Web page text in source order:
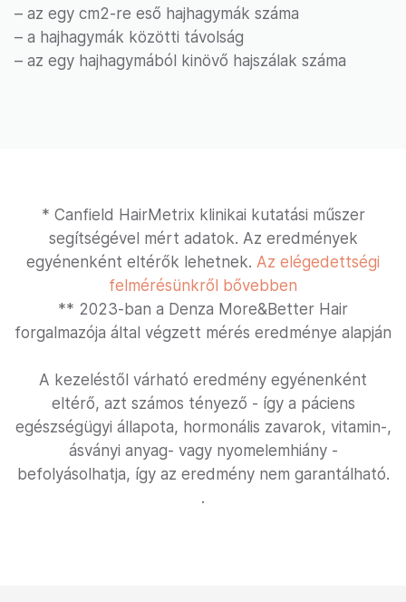
– az egy cm2-re eső hajhagymák száma
– a hajhagymák közötti távolság
– az egy hajhagymából kinövő hajszálak száma
* Canfield HairMetrix klinikai kutatási műszer
segítségével mért adatok. Az eredmények
egyénenként eltérők lehetnek. Az elégedettségi
felmérésünkről bővebben
** 2023-ban a Denza More&Better Hair
forgalmazója által végzett mérés eredménye alapján
A kezeléstől várható eredmény egyénenként
eltérő, azt számos tényező - így a páciens
egészségügyi állapota, hormonális zavarok, vitamin-,
ásványi anyag- vagy nyomelemhiány -
befolyásolhatja, így az eredmény nem garantálható.
.